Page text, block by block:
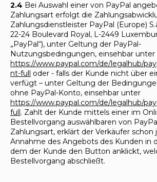
2.4 Bei Auswahl einer von PayPal
Zahlungsart erfolgt die
Zahlungsdienstleister PayPal (Europe)
22-24 Boulevard Royal, L-2449
„PayPal“), unter Geltung der PayPal-
Nutzungsbedingungen, einsehbar unter
https://www.paypal.com/de/legalhub/
nt-full oder - falls der Kunde nicht über
verfügt – unter Geltung der
ohne PayPal-Konto, einsehbar unter
https://www.paypal.com/de/legalhub/
full. Zahlt der Kunde mittels einer im
Bestellvorgang auswählbaren von
Zahlungsart, erklärt der Verkäufer schon
Annahme des Angebots des Kunden in
dem der Kunde den Button anklickt,
Bestellvorgang abschließt.